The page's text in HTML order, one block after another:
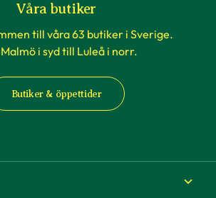
Våra butiker
till våra 63 butiker i Sverige.
i syd till Luleå i norr.
Butiker & öppettider